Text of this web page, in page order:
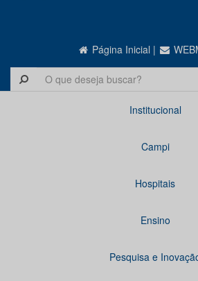
Página Inicial |
Institucional
Campi
Hospitais
Ensino
Pesquisa e